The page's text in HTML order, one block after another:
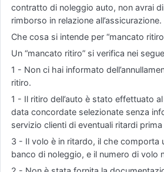
contratto di noleggio auto, non avrai
rimborso in relazione all’assicurazione.
Che cosa si intende per “mancato
Un “mancato ritiro” si verifica nei
1 - Non ci hai informato
ritiro.
1 - Il ritiro dell’auto è stato effettuato al
data concordate selezionate senza
servizio clienti di eventuali ritardi prima
3 - Il volo è in ritardo, il che comporta
banco di noleggio, e il numero di volo